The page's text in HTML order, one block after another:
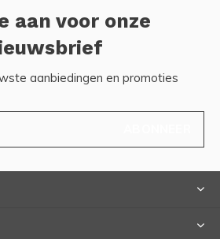
aan voor onze
aanbiedingen en promoties